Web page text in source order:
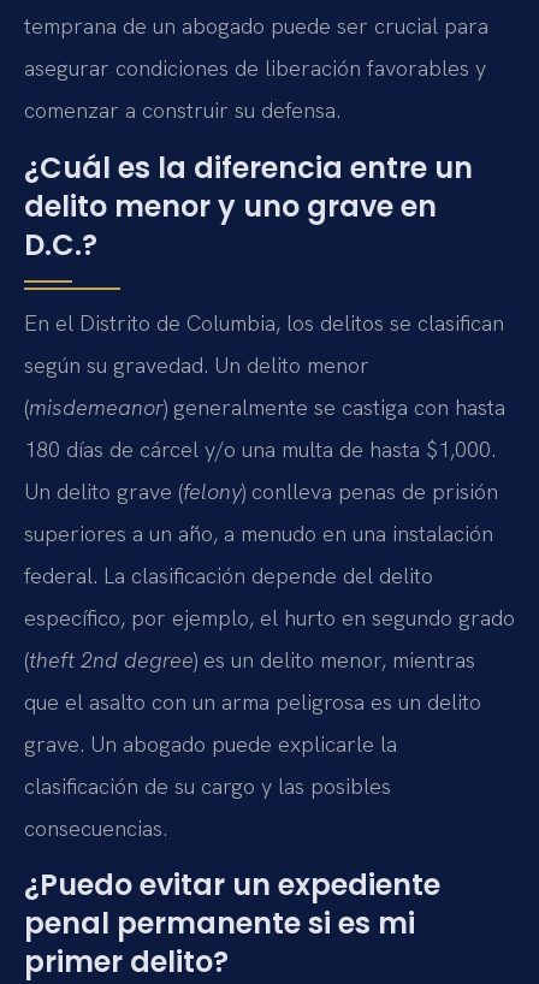
temprana de un abogado puede ser crucial para
asegurar condiciones de liberación favorables y
comenzar a construir su defensa.
¿Cuál es la diferencia entre un
delito menor y uno grave en
D.C.?
En el Distrito de Columbia, los delitos se clasifican
según su gravedad. Un delito menor
(misdemeanor) generalmente se castiga con hasta
180 días de cárcel y/o una multa de hasta $1,000.
Un delito grave (felony) conlleva penas de prisión
superiores a un año, a menudo en una instalación
federal. La clasificación depende del delito
específico, por ejemplo, el hurto en segundo grado
(theft 2nd degree) es un delito menor, mientras
que el asalto con un arma peligrosa es un delito
grave. Un abogado puede explicarle la
clasificación de su cargo y las posibles
consecuencias.
¿Puedo evitar un expediente
penal permanente si es mi
primer delito?